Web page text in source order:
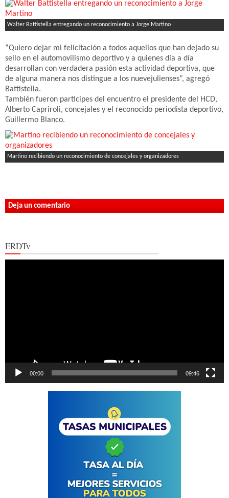
Walter Battistella entregando un reconocimiento a Jorge Martino
“Quiero dejar mi felicitación a todos aquellos que han dejado su
sello en el automovilismo deportivo y a quienes día a día
desarrollan con verdadera pasión esta actividad deportiva, que
de alguna manera nos distingue a los nuevejulienses”, agregó
Battistella.
También fueron participes del encuentro el presidente del HCD,
Alberto Capriroli, concejales y el reconocido periodista deportivo,
Guillermo Blanco.
Martino recibiendo un reconocimiento de concejales y organizadores
Deja un comentario
ERDTv
00:00 09:46